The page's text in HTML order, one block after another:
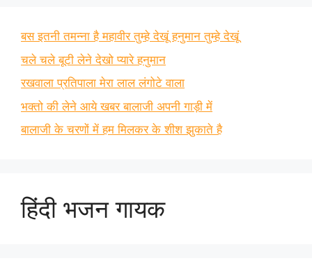
बस इतनी तमन्ना है महावीर तुम्हे देखूं हनुमान तुम्हे देखूं
चले चले बूटी लेने देखो प्यारे हनुमान
रखवाला प्रतिपाला मेरा लाल लंगोटे वाला
भक्तो की लेने आये खबर बालाजी अपनी गाड़ी में
बालाजी के चरणों में हम मिलकर के शीश झुकाते है
हिंदी भजन गायक